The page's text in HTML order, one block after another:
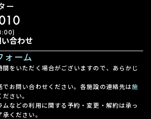
ー
合わせ
ォーム
間をいただく場合がございますので、あらかじ
でお問い合わせください。各施設の連絡先は施
さい。
ムなどの利用に関する予約・変更・解約は承っ
ください。